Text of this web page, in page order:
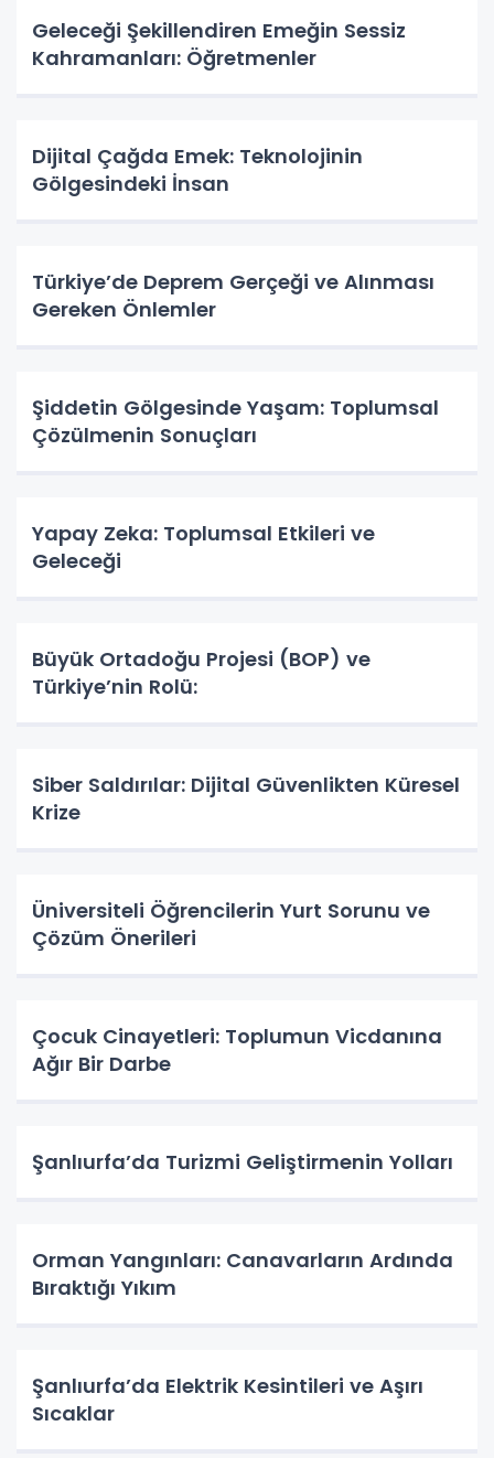
Geleceği Şekillendiren Emeğin Sessiz
Kahramanları: Öğretmenler
Dijital Çağda Emek: Teknolojinin
Gölgesindeki İnsan
Türkiye’de Deprem Gerçeği ve Alınması
Gereken Önlemler
Şiddetin Gölgesinde Yaşam: Toplumsal
Çözülmenin Sonuçları
Yapay Zeka: Toplumsal Etkileri ve
Geleceği
Büyük Ortadoğu Projesi (BOP) ve
Türkiye’nin Rolü:
Siber Saldırılar: Dijital Güvenlikten Küresel
Krize
Üniversiteli Öğrencilerin Yurt Sorunu ve
Çözüm Önerileri
Çocuk Cinayetleri: Toplumun Vicdanına
Ağır Bir Darbe
Şanlıurfa’da Turizmi Geliştirmenin Yolları
Orman Yangınları: Canavarların Ardında
Bıraktığı Yıkım
Şanlıurfa’da Elektrik Kesintileri ve Aşırı
Sıcaklar